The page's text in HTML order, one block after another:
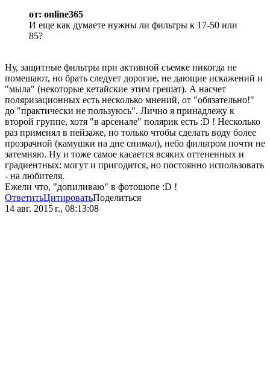
от: online365
И еще как думаете нужны ли фильтры к 17-50 или
85?
Ну, защитные фильтры при активной съемке никогда не
помешают, но брать следует дорогие, не дающие искажений и
"мыла" (некоторые кетайские этим грешат). А насчет
поляризационных есть несколько мнений, от "обязательно!"
до "практически не пользуюсь". Лично я принадлежу к
второй группе, хотя "в арсенале" полярик есть :D ! Несколько
раз применял в пейзаже, но только чтобы сделать воду более
прозрачной (камушки на дне снимал), небо фильтром почти не
затемняю. Ну и тоже самое касается всяких оттененных и
градиентных: могут и пригодится, но постоянно использовать
- на любителя.
Ежели что, "допиливаю" в фотошопе :D !
ОтветитьЦитироватьПоделиться
14 авг. 2015 г., 08:13:08